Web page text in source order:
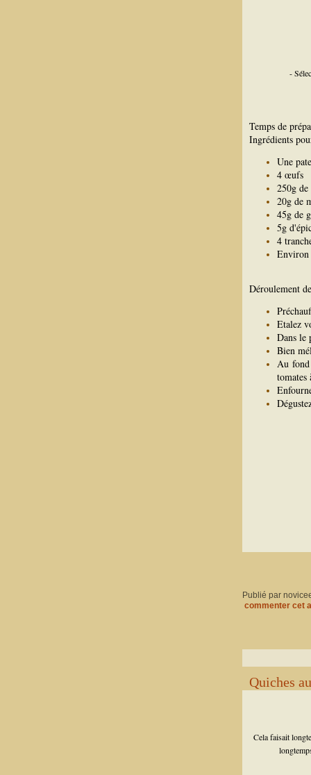
-
Temps de
Ingrédients
Une
4 œufs
250g
20g de
45g de
5g
4
Environ
Déroulement
Etalez
Dans le
Bien
Au fond
tomates
Publié par
commenter cet
Quiches
Cela faisait